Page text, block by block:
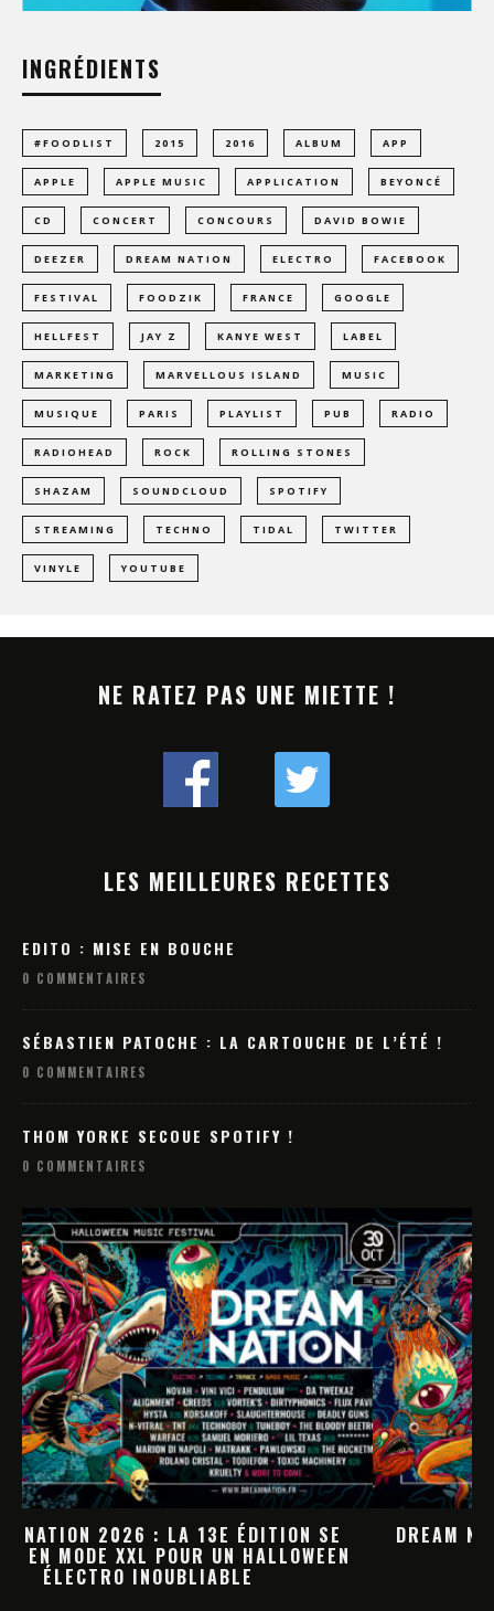
INGRÉDIENTS
#FOODLIST 2015 2016 ALBUM APP
APPLE APPLE MUSIC APPLICATION BEYONCÉ
CD CONCERT CONCOURS DAVID BOWIE
DEEZER DREAM NATION ELECTRO FACEBOOK
FESTIVAL FOODZIK FRANCE GOOGLE
HELLFEST JAY Z KANYE WEST LABEL
MARKETING MARVELLOUS ISLAND MUSIC
MUSIQUE PARIS PLAYLIST PUB RADIO
RADIOHEAD ROCK ROLLING STONES
SHAZAM SOUNDCLOUD SPOTIFY
STREAMING TECHNO TIDAL TWITTER
VINYLE YOUTUBE
NE RATEZ PAS UNE MIETTE !
LES MEILLEURES RECETTES
EDITO : MISE EN BOUCHE
0 COMMENTAIRES
SÉBASTIEN PATOCHE : LA CARTOUCHE DE L’ÉTÉ !
0 COMMENTAIRES
THOM YORKE SECOUE SPOTIFY !
0 COMMENTAIRES
DREAM NATION 2026 : LA PROGRAMMATION
HALLOWEEN PREND FORME